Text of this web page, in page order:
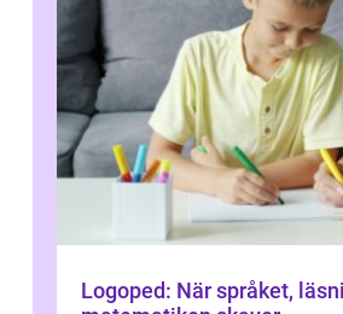
Logoped: När språket,